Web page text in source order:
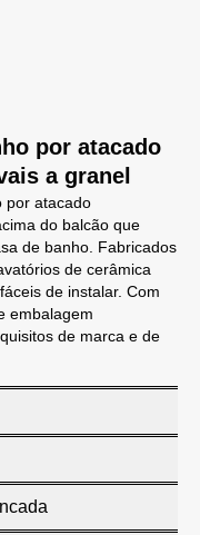
por atacado
a granel
por atacado
do balcão que
de banho. Fabricados
de cerâmica
de instalar. Com
embalagem
de marca e de